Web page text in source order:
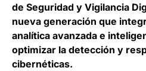
de Seguridad y Vigilancia
nueva generación que
analítica avanzada e
optimizar la detección y
cibernéticas.